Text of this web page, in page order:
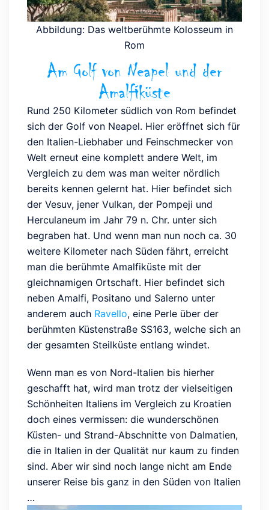
Abbildung: Das weltberühmte Kolosseum in
Rom
Am Golf von Neapel und der
Amalfiküste
Rund 250 Kilometer südlich von Rom befindet
sich der Golf von Neapel. Hier eröffnet sich für
den Italien-Liebhaber und Feinschmecker von
Welt erneut eine komplett andere Welt, im
Vergleich zu dem was man weiter nördlich
bereits kennen gelernt hat. Hier befindet sich
der Vesuv, jener Vulkan, der Pompeji und
Herculaneum im Jahr 79 n. Chr. unter sich
begraben hat. Und wenn man nun noch ca. 30
weitere Kilometer nach Süden fährt, erreicht
man die berühmte Amalfiküste mit der
gleichnamigen Ortschaft. Hier befindet sich
neben Amalfi, Positano und Salerno unter
anderem auch Ravello, eine Perle über der
berühmten Küstenstraße SS163, welche sich an
der gesamten Steilküste entlang windet.
Wenn man es von Nord-Italien bis hierher
geschafft hat, wird man trotz der vielseitigen
Schönheiten Italiens im Vergleich zu Kroatien
doch eines vermissen: die wunderschönen
Küsten- und Strand-Abschnitte von Dalmatien,
die in Italien in der Qualität nur kaum zu finden
sind. Aber wir sind noch lange nicht am Ende
unserer Reise bis ganz in den Süden von Italien
…